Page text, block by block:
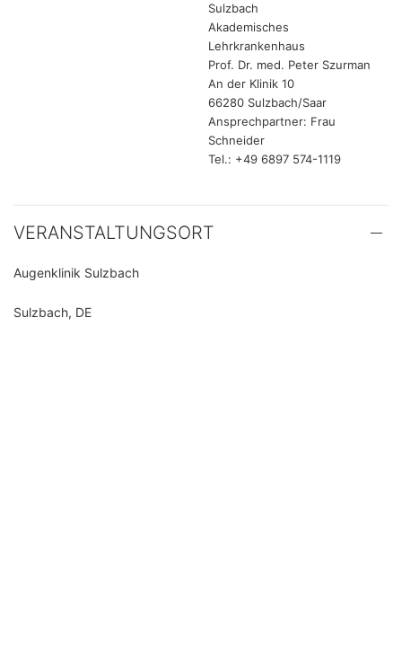
Sulzbach
Akademisches
Lehrkrankenhaus
Prof. Dr. med. Peter Szurman
An der Klinik 10
66280 Sulzbach/Saar
Ansprechpartner: Frau
Schneider
Tel.: +49 6897 574-1119
VERANSTALTUNGSORT
Augenklinik Sulzbach
Sulzbach, DE